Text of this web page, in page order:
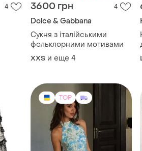
4 3600 грн 4
Dolce & Gabbana
Сукня з італійськими
фольклорними мотивами
XХS и еще 4
TOP